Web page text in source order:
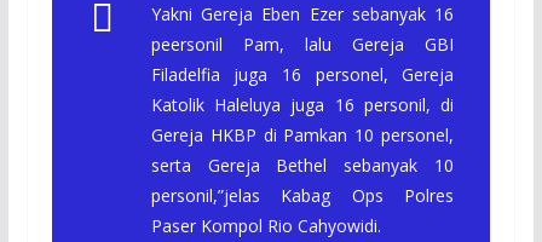
Yakni Gereja Eben Ezer sebanyak 16
peersonil Pam, lalu Gereja GBI
Filadelfia juga 16 personel, Gereja
Katolik Haleluya juga 16 personil, di
Gereja HKBP di Pamkan 10 personel,
serta Gereja Bethel sebanyak 10
personil,”jelas Kabag Ops Polres
Paser Kompol Rio Cahyowidi.